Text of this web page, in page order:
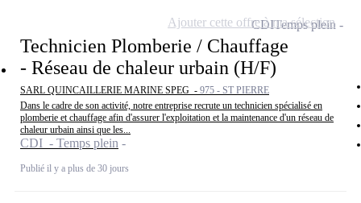
Technicien Plomberie / Chauffage
- Réseau de chaleur urbain (H/F)
SARL QUINCAILLERIE MARINE SPEG - 975 - ST PIERRE
Dans le cadre de son activité, notre entreprise recrute un technicien spécialisé en
plomberie et chauffage afin d'assurer l'exploitation et la maintenance d'un réseau de
chaleur urbain ainsi que les...
CDI - Temps plein
Publié il y a plus de 30 jours
CDITemps plein
Ajouter cette offre à ma sélection